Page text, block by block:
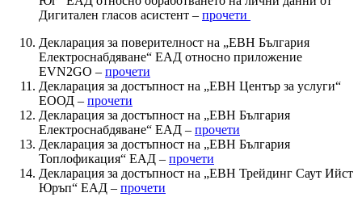
Дигитален гласов асистент – прочети
Декларация за поверителност на „ЕВН България
Електроснабдяване“ ЕАД относно приложение
EVN2GO – прочети
Декларация за достъпност на „ЕВН Център за услуги“
ЕООД – прочети
Декларация за достъпност на „ЕВН България
Електроснабдяване“ ЕАД – прочети
Декларация за достъпност на „ЕВН България
Топлофикация“ ЕАД – прочети
Декларация за достъпност на „ЕВН Трейдинг Саут Ийст
Юръп“ ЕАД – прочети